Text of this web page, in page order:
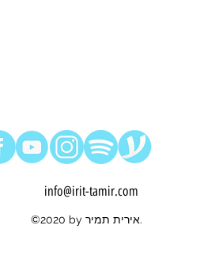
info@irit-tamir.com
©2020 by אירית תמיר.